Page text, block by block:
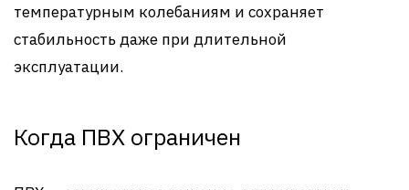
температурным колебаниям и сохраняет
стабильность даже при длительной
эксплуатации.
Когда ПВХ ограничен